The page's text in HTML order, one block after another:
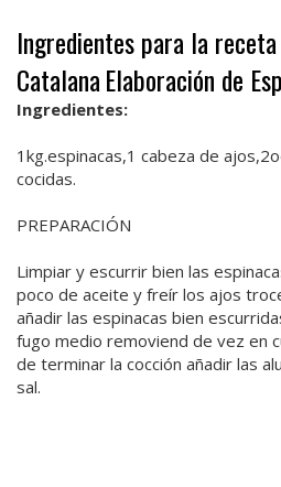
Ingredientes para la
CatalanaElaboración de
Ingredientes:
1kg.espinacas,1 cabeza de
cocidas.
PREPARACIÓN
Limpiar y escurrir bien las
poco de aceite y freír los ajos
añadir las espinacas bien
fugo medio removiend de vez en
de terminar la cocción añadir las
sal.